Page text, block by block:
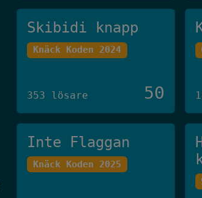
Skibidi knapp
Knäck Koden 2024
353 lösare 50
Inte Flaggan
Knäck Koden 2025